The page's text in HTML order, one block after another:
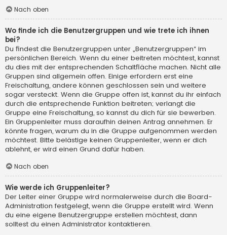
Nach oben
Wo finde ich die Benutzergruppen und wie trete ich ihnen
bei?
Du findest die Benutzergruppen unter „Benutzergruppen“ im
persönlichen Bereich. Wenn du einer beitreten möchtest, kannst
du dies mit der entsprechenden Schaltfläche machen. Nicht alle
Gruppen sind allgemein offen. Einige erfordern erst eine
Freischaltung, andere können geschlossen sein und weitere
sogar versteckt. Wenn die Gruppe offen ist, kannst du ihr einfach
durch die entsprechende Funktion beitreten; verlangt die
Gruppe eine Freischaltung, so kannst du dich für sie bewerben.
Ein Gruppenleiter muss daraufhin deinen Antrag annehmen. Er
könnte fragen, warum du in die Gruppe aufgenommen werden
möchtest. Bitte belästige keinen Gruppenleiter, wenn er dich
ablehnt, er wird einen Grund dafür haben.
Nach oben
Wie werde ich Gruppenleiter?
Der Leiter einer Gruppe wird normalerweise durch die Board-
Administration festgelegt, wenn die Gruppe erstellt wird. Wenn
du eine eigene Benutzergruppe erstellen möchtest, dann
solltest du einen Administrator kontaktieren.